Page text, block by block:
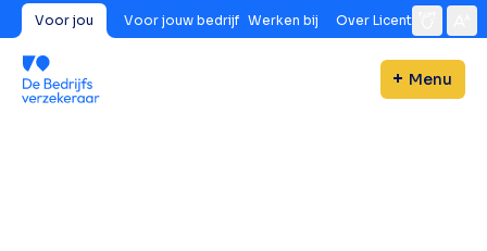
Voor jou Voor jouw bedrijf Werken bij Over Licent
Menu